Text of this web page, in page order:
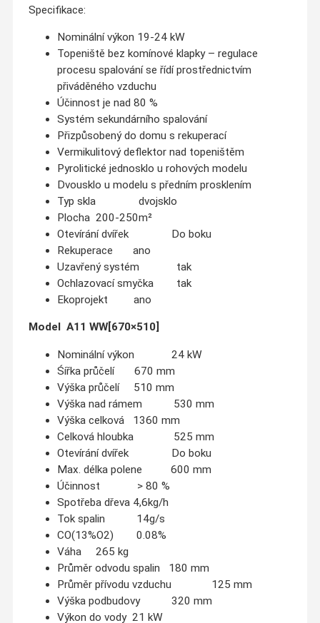
Specifikace:
Nominální výkon 19-24 kW
Topeniště bez komínové klapky – regulace
procesu spalování se řídí prostřednictvím
přiváděného vzduchu
Účinnost je nad 80 %
Systém sekundárního spalování
Přizpůsobený do domu s rekuperací
Vermikulitový deflektor nad topeništěm
Pyrolitické jednosklo u rohových modelu
Dvousklo u modelu s předním prosklením
Typ skla dvojsklo
Plocha 200-250m²
Otevírání dvířek Do boku
Rekuperace ano
Uzavřený systém tak
Ochlazovací smyčka tak
Ekoprojekt ano
Model A11 WW[670×510]
Nominální výkon 24 kW
Śířka průčelí 670 mm
Výška průčelí 510 mm
Výška nad rámem 530 mm
Výška celková 1360 mm
Celková hloubka 525 mm
Otevírání dvířek Do boku
Max. délka polene 600 mm
Účinnost > 80 %
Spotřeba dřeva 4,6kg/h
Tok spalin 14g/s
CO(13%O2) 0.08%
Váha 265 kg
Průměr odvodu spalin 180 mm
Průměr přívodu vzduchu 125 mm
Výška podbudovy 320 mm
Výkon do vody 21 kW